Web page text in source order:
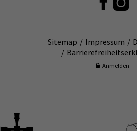
Sitemap Impressum
Anmelden